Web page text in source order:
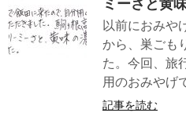
ミーさと黄
以前におみや
から、巣ごも
た。今回、旅
用のおみやげ
記事を読む